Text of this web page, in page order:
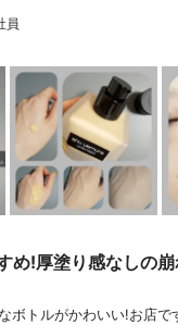
員
め!厚塗り感なしの
ボトルがかわいい!お店で